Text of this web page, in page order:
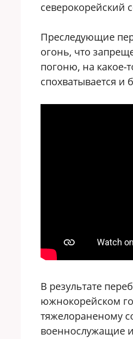
северокорейский
Преследующие
огонь, что
погоню, на какое-
спохватывается и
В результате
южнокорейском
тяжелораненому
военнослужащие и